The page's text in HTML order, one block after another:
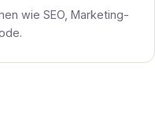
wie SEO, Marketing-